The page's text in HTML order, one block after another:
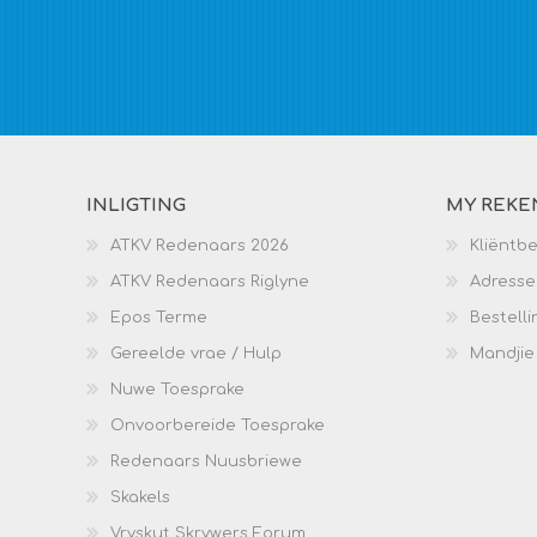
INLIGTING
ATKV Redenaars 2026
ATKV Redenaars Riglyne
Epos Terme
Gereelde vrae / Hulp
Nuwe Toesprake
Onvoorbereide Toesprake
Redenaars Nuusbriewe
Skakels
Vryskut Skrywers Forum
MY
Adresse
Mandjie